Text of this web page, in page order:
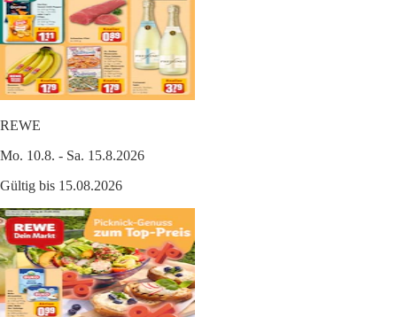
REWE
Mo. 10.8. - Sa. 15.8.2026
Gültig bis 15.08.2026